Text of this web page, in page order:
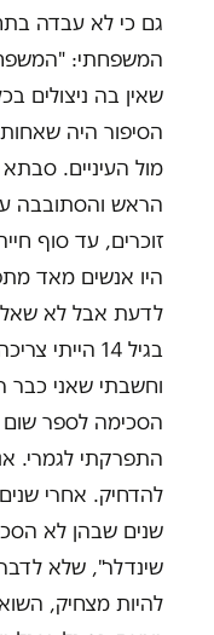
גם כי לא עבדה
המשפחתי:
שאין בה ניצולים
הסיפור היה
מול העיניים.
הראש והסתובבה
זוכרים, עד סוף
היו אנשים מאד
לדעת אבל לא
בגיל 14
וחשבתי שאני
הסכימה לספר
התפרקתי לגמרי.
להדחיק. אחרי
שנים שבהן לא
שינדלר", שלא
להיות מצחיק,